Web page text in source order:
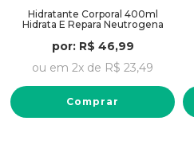
Hidratante Corporal 400ml
Hidrata E Repara Neutrogena
por: R$ 46,99
ou em 2x de R$ 23,49
Comprar